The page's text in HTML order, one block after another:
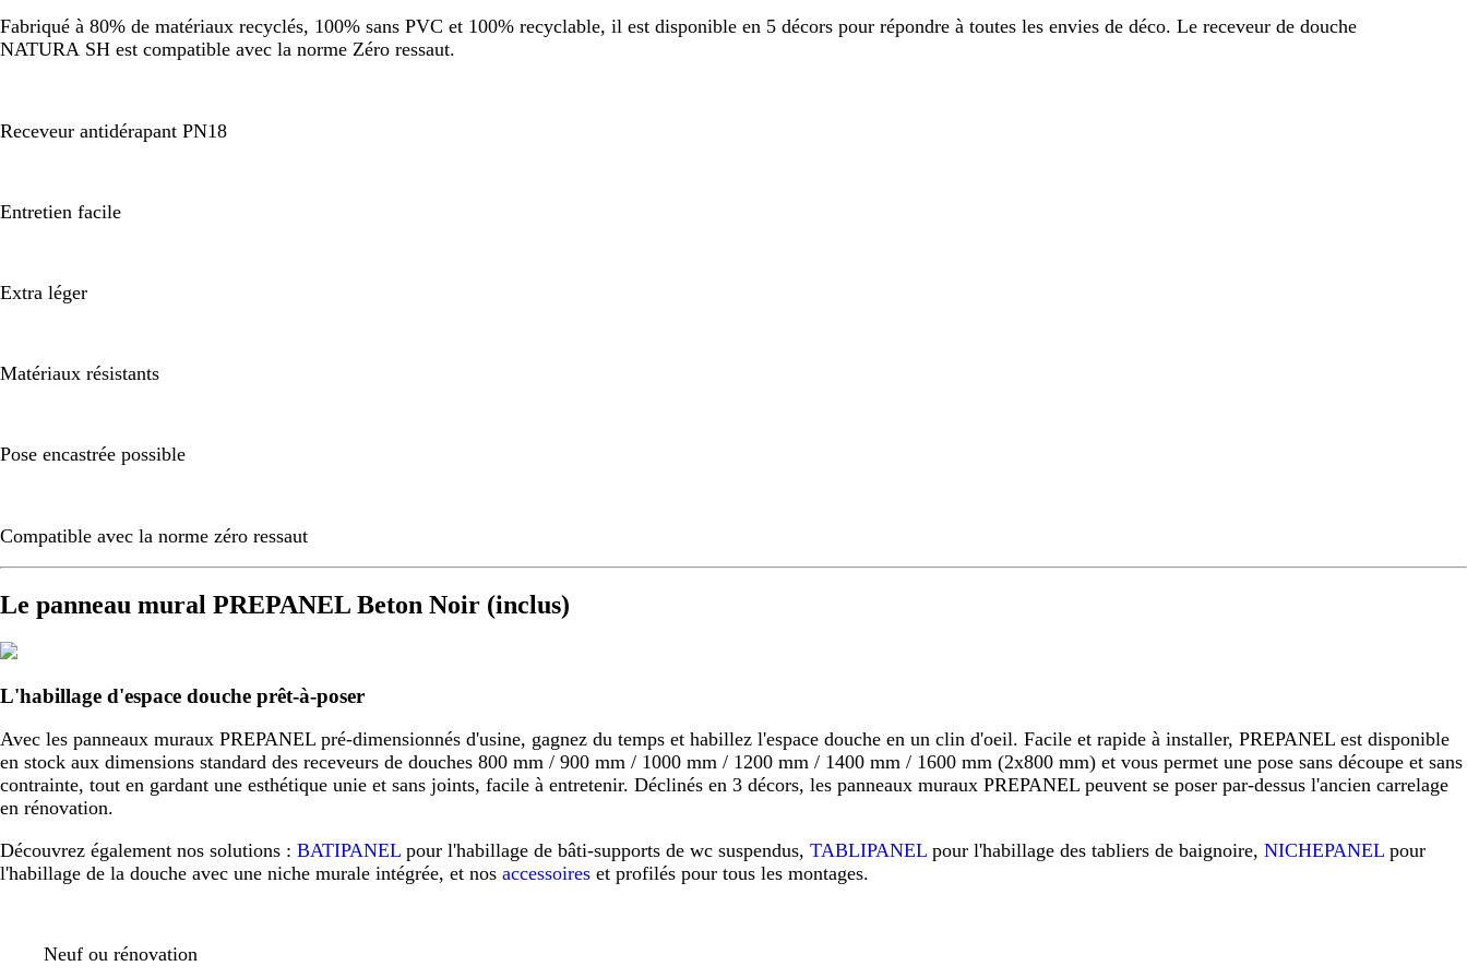
Fabriqué à 80% de matériaux recyclés, 100% sans PVC et 100% recyclable, il est disponible en 5 décors pour répondre à toutes les envies de déco. Le receveur de douche
NATURA SH est compatible avec la norme Zéro ressaut.
Receveur antidérapant PN18
Entretien facile
Extra léger
Matériaux résistants
Pose encastrée possible
Compatible avec la norme zéro ressaut
Le panneau mural PREPANEL Beton Noir (inclus)
L'habillage d'espace douche prêt-à-poser
Avec les panneaux muraux PREPANEL pré-dimensionnés d'usine, gagnez du temps et habillez l'espace douche en un clin d'oeil. Facile et rapide à installer, PREPANEL est disponible
en stock aux dimensions standard des receveurs de douches 800 mm / 900 mm / 1000 mm / 1200 mm / 1400 mm / 1600 mm (2x800 mm) et vous permet une pose sans découpe et sans
contrainte, tout en gardant une esthétique unie et sans joints, facile à entretenir. Déclinés en 3 décors, les panneaux muraux PREPANEL peuvent se poser par-dessus l'ancien carrelage
en rénovation.
Découvrez également nos solutions : BATIPANEL pour l'habillage de bâti-supports de wc suspendus, TABLIPANEL pour l'habillage des tabliers de baignoire, NICHEPANEL pour
l'habillage de la douche avec une niche murale intégrée, et nos accessoires et profilés pour tous les montages.
Neuf ou rénovation